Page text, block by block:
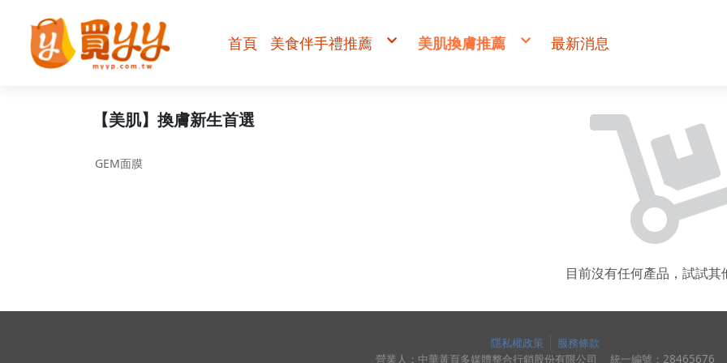
首頁 美食伴手禮推薦 美肌換膚推薦 最新消息
目前沒有任何產品，試試其
【美肌】換膚新生首選
GEM面膜
隱私權政策
服務條款
營業人： 中華黃頁多媒體整合行銷股份有限公司 統一編號： 28465676